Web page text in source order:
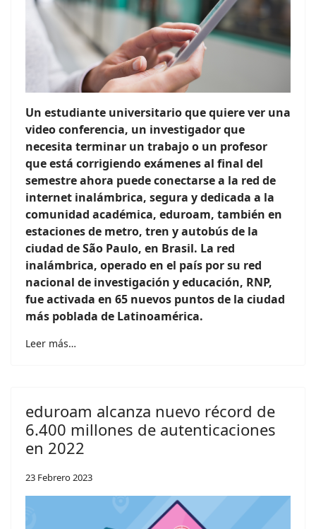
Un estudiante universitario que quiere ver una
video conferencia, un investigador que
necesita terminar un trabajo o un profesor
que está corrigiendo exámenes al final del
semestre ahora puede conectarse a la red de
internet inalámbrica, segura y dedicada a la
comunidad académica, eduroam, también en
estaciones de metro, tren y autobús de la
ciudad de São Paulo, en Brasil. La red
inalámbrica, operado en el país por su red
nacional de investigación y educación, RNP,
fue activada en 65 nuevos puntos de la ciudad
más poblada de Latinoamérica.
Leer más…
eduroam alcanza nuevo récord de
6.400 millones de autenticaciones
en 2022
23 Febrero 2023